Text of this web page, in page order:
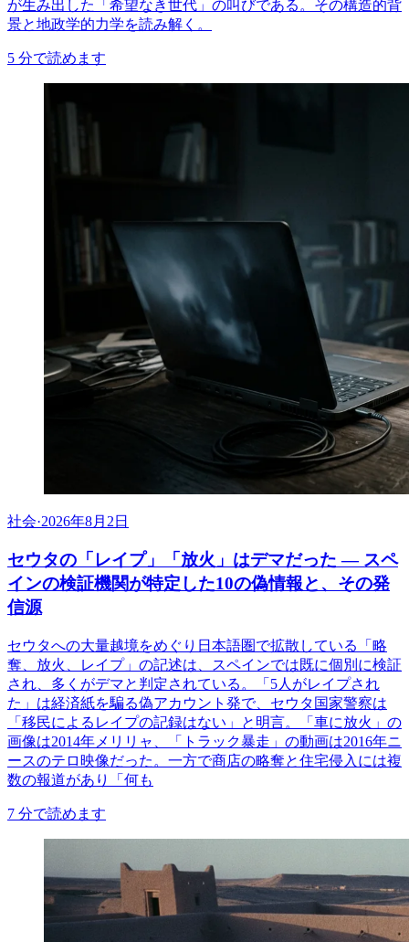
が生み出した「希望なき世代」の叫びである。その構造的背
景と地政学的力学を読み解く。
5 分で読めます
社会·2026年8月2日
セウタの「レイプ」「放火」はデマだった ― スペ
インの検証機関が特定した10の偽情報と、その発
信源
セウタへの大量越境をめぐり日本語圏で拡散している「略
奪、放火、レイプ」の記述は、スペインでは既に個別に検証
され、多くがデマと判定されている。「5人がレイプされ
た」は経済紙を騙る偽アカウント発で、セウタ国家警察は
「移民によるレイプの記録はない」と明言。「車に放火」の
画像は2014年メリリャ、「トラック暴走」の動画は2016年ニ
ースのテロ映像だった。一方で商店の略奪と住宅侵入には複
数の報道があり「何も
7 分で読めます